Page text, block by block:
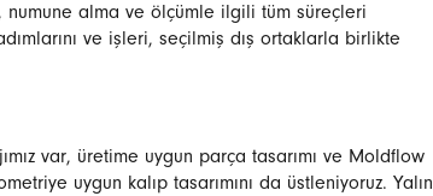
numune alma ve ölçümle ilgili tüm süreçleri
ve işleri, seçilmiş dış ortaklarla birlikte
var, üretime uygun parça tasarımı ve Moldflow
uygun kalıp tasarımını da üstleniyoruz. Yalın